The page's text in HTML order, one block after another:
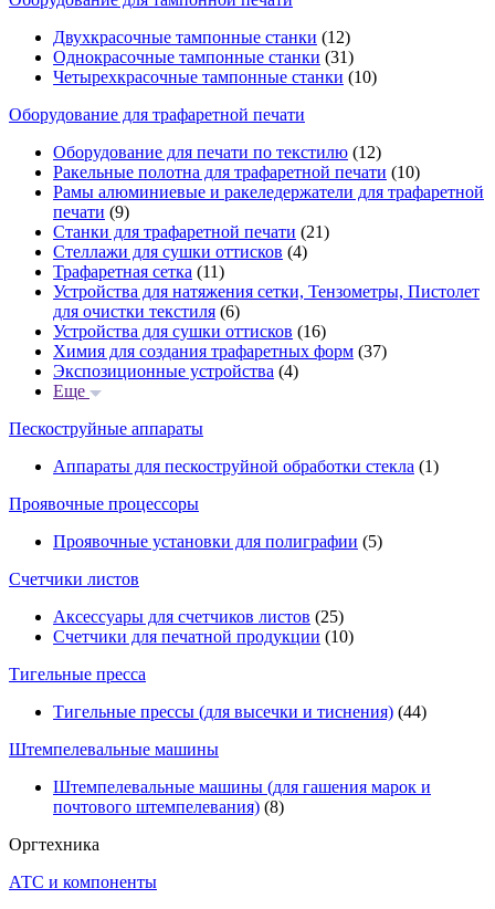
Двухкрасочные тампонные станки (12)
Однокрасочные тампонные станки (31)
Четырехкрасочные тампонные станки (10)
Оборудование для трафаретной печати
Оборудование для печати по текстилю (12)
Ракельные полотна для трафаретной печати (10)
Рамы алюминиевые и ракеледержатели для трафаретной
печати (9)
Станки для трафаретной печати (21)
Стеллажи для сушки оттисков (4)
Трафаретная сетка (11)
Устройства для натяжения сетки, Тензометры, Пистолет
для очистки текстиля (6)
Устройства для сушки оттисков (16)
Химия для создания трафаретных форм (37)
Экспозиционные устройства (4)
Еще
Пескоструйные аппараты
Аппараты для пескоструйной обработки стекла (1)
Проявочные процессоры
Проявочные установки для полиграфии (5)
Счетчики листов
Аксессуары для счетчиков листов (25)
Счетчики для печатной продукции (10)
Тигельные пресса
Тигельные прессы (для высечки и тиснения) (44)
Штемпелевальные машины
Штемпелевальные машины (для гашения марок и
почтового штемпелевания) (8)
Оргтехника
АТС и компоненты